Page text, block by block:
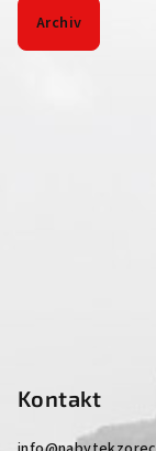
Archiv
Kontakt